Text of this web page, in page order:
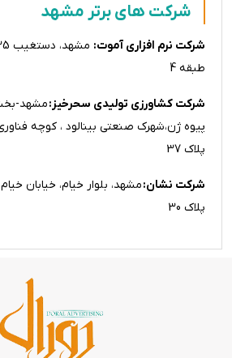
شرکت های برتر مشهد
شرکت نرم افزاری آموت:
طبقه 4
شرکت کشاورزی تولیدی سحرخیز:مشهد-
پلاک 37
شرکت نشان:
پلاک 30